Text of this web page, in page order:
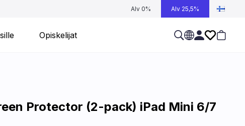
Alv 0% Alv 25,5%
Opiskelijat
Protector (2-pack) iPad Mini 6/7